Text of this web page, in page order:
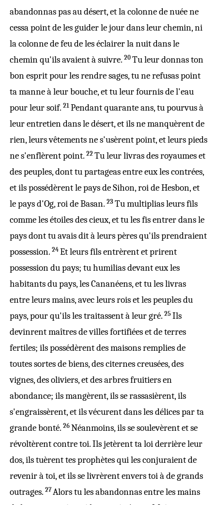
abandonnaspas audésert, et lacolonnedenuéene
cessapoint de lesguiderlejourdans leurchemin, ni
lacolonnedefeude leséclairerlanuitdans le
cheminqu'ils avaient àsuivre. 20 Tu leurdonnaston
bonespritpour les rendresages, tu nerefusaspoint
tamanneà leurbouche, et tu leurfournisde l'eau
pour leursoif. 21 Pendantquaranteans, tupourvusà
leur entretien dans ledésert, et ils nemanquèrentde
rien, leursvêtementsne s'usèrentpoint, et leurspieds
ne s'enflèrentpoint. 22 Tu leurlivrasdesroyaumeset
despeuples, dont tupartageasentre eux lescontrées,
et ilspossédèrentlepaysdeSihon,roideHesbon, et
lepaysd'Og,roideBasan. 23 Tumultipliasleursfils
comme lesétoilesdescieux, et tu les fisentrerdans le
paysdont tu avaisdità leurspèresqu'ils prendraient
possession. 24 Et leursfilsentrèrentet prirent
possessiondupays; tuhumiliasdevanteux les
habitantsdupays, lesCananéens, et tu leslivras
entre leursmains, avec leursroiset lespeuplesdu
pays, pour qu'ils lestraitassentà leurgré. 25 Ils
devinrentmaîtresdevillesfortifiées et deterres
fertiles; ilspossédèrentdesmaisonsrempliesde
toutes sortes debiens, desciternescreusées, des
vignes, desoliviers, et desarbresfruitiersen
abondance; ilsmangèrent, ils serassasièrent, ils
s'engraissèrent, et ils vécurent dans lesdélicespar ta
grandebonté. 26 Néanmoins, ils sesoulevèrentet se
révoltèrentcontre toi. Ilsjetèrenttaloiderrièreleur
dos, ilstuèrenttesprophètesqui lesconjuraientde
revenirà toi, et ils selivrèrentenvers toi à degrands
outrages. 27Alors tu lesabandonnasentre lesmains